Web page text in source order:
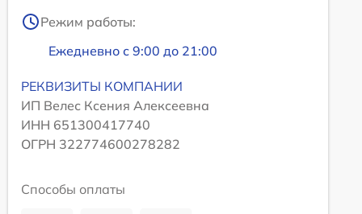
Режим работы:
Ежедневно с 9:00 до 21:00
РЕКВИЗИТЫ КОМПАНИИ
ИП Велес Ксения Алексеевна
ИНН 651300417740
ОГРН 322774600278282
Способы оплаты